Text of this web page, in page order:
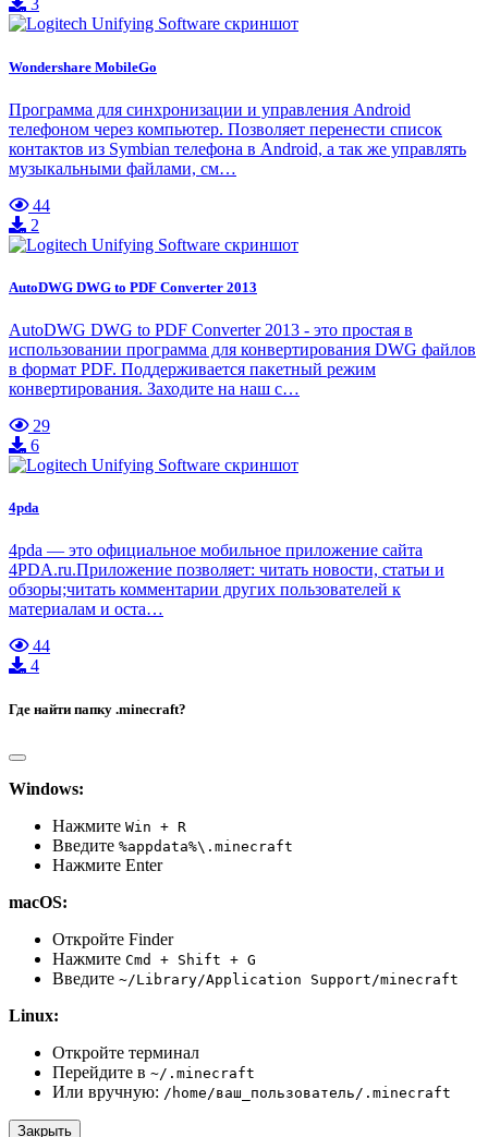
3
Wondershare MobileGo
Программа для синхронизации и управления Android
телефоном через компьютер. Позволяет перенести список
контактов из Symbian телефона в Android, а так же управлять
музыкальными файлами, см…
44
2
AutoDWG DWG to PDF Converter 2013
AutoDWG DWG to PDF Converter 2013 - это простая в
использовании программа для конвертирования DWG файлов
в формат PDF. Поддерживается пакетный режим
конвертирования. Заходите на наш с…
29
6
4pda
4pda — это официальное мобильное приложение сайта
4PDA.ru.Приложение позволяет: читать новости, статьи и
обзоры;читать комментарии других пользователей к
материалам и оста…
44
4
Где найти папку .minecraft?
Windows:
Нажмите Win + R
Введите %appdata%\.minecraft
Нажмите Enter
macOS:
Откройте Finder
Нажмите Cmd + Shift + G
Введите ~/Library/Application Support/minecraft
Linux:
Откройте терминал
Перейдите в ~/.minecraft
Или вручную: /home/ваш_пользователь/.minecraft
Закрыть